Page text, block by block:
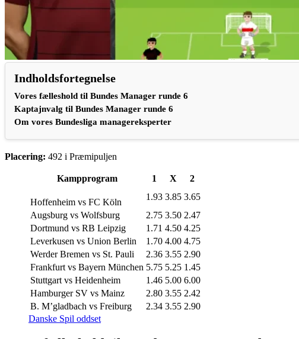
Indholdsfortegnelse
Vores fælleshold til Bundes Manager runde 6
Kaptajnvalg til Bundes Manager runde 6
Om vores Bundesliga managereksperter
Placering: 492 i Præmipuljen
Kampprogram 1 X 2
Hoffenheim vs FC Köln
1.93 3.85 3.65
Augsburg vs Wolfsburg
2.75 3.50 2.47
Dortmund vs RB Leipzig
1.71 4.50 4.25
Leverkusen vs Union Berlin
1.70 4.00 4.75
Werder Bremen vs St. Pauli
2.36 3.55 2.90
Frankfurt vs Bayern München 5.75 5.25 1.45
Stuttgart vs Heidenheim
1.46 5.00 6.00
Hamburger SV vs Mainz
2.80 3.55 2.42
B. M’gladbach vs Freiburg
2.34 3.55 2.90
Danske Spil oddset